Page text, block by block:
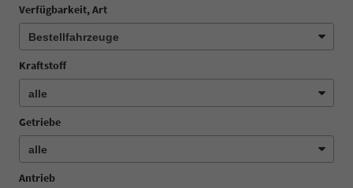
Verfügbarkeit, Art
Kraftstoff
Getriebe
Antrieb